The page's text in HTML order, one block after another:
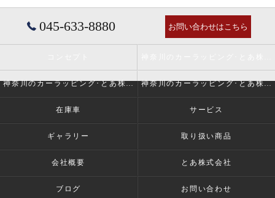
045-633-8880 お問い合わせはこちら
神奈川のカーラッピング･とあ株式会社の評判 神奈川のカーラッピング･とあ株式会社のお客様の声
在庫車 サービス
ギャラリー 取り扱い商品
会社概要 とあ株式会社
ブログ お問い合わせ